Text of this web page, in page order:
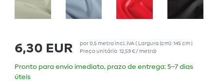
6,30 EUR por0,5 metroincl. IVA( Largura (cm): 145 cm |
Preço unitário 12,59 € / metro)
Pronto para envio imediato, prazo de entrega: 5–7 dias
úteis